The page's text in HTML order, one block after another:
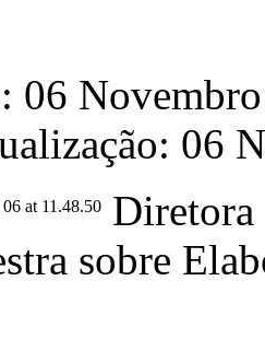
06
06
Diretora
sobre